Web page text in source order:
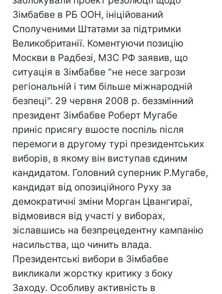
Зімбабве в РБ ООН, ініційований
Сполученими Штатами за підтримки
Великобританії. Коментуючи позицію
Москви в Радбезі, МЗС РФ заявив, що
ситуація в Зімбабве "не несе загрози
регіональній і тим більше міжнародній
безпеці". 29 червня 2008 р. беззмінний
президент Зімбабве Роберт Мугабе
приніс присягу вшосте поспіль після
перемоги в другому турі президентських
виборів, в якому він виступав єдиним
кандидатом. Головний суперник Р.Мугабе,
кандидат від опозиційного Руху за
демократичні зміни Морган Цвангираї,
відмовився від участі у виборах,
зіславшись на безпрецедентну кампанію
насильства, що чинить влада.
Президентські вибори в Зімбабве
викликали жорстку критику з боку
Заходу. Особливу активність в